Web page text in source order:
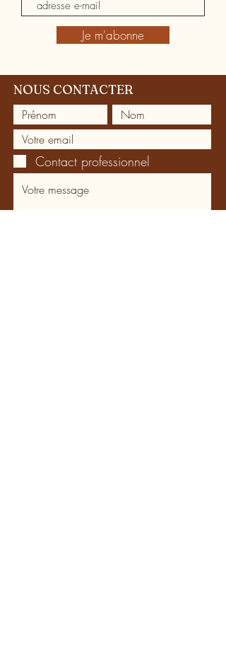
Je m'abonne
NOUS CONTACTER
Contact professionnel